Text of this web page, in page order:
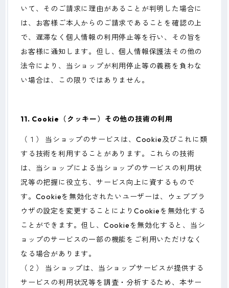
いて、そのご請求に理由があることが判明した場合に
は、お客様ご本人からのご請求であることを確認の上
で、遅滞なく個人情報の利用停止等を行い、その旨を
お客様に通知します。但し、個人情報保護法その他の
法令により、当ショップが利用停止等の義務を負わな
い場合は、この限りではありません。
11. Cookie（クッキー）その他の技術の利用
（１） 当ショップのサービスは、Cookie及びこれに類
する技術を利用することがあります。これらの技術
は、当ショップによる当ショップのサービスの利用状
況等の把握に役立ち、サービス向上に資するもので
す。Cookieを無効化されたいユーザーは、ウェブブラ
ウザの設定を変更することによりCookieを無効化する
ことができます。但し、Cookieを無効化すると、当シ
ョップのサービスの一部の機能をご利用いただけなく
なる場合があります。
（２） 当ショップは、当ショップサービスが提供する
サービスの利用状況等を調査・分析するため、本サー